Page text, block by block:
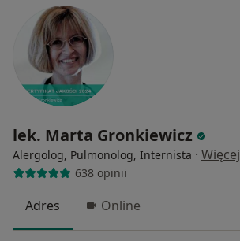
lek. Marta Gronkiewicz
Alergolog, Pulmonolog, Internista · Więcej
638 opinii
Adres Online